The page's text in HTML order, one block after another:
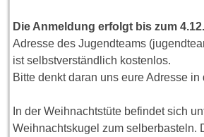
Die Anmeldung erfolgt bis zum
Adresse des Jugendteams
ist selbstverständlich kostenlos.
Bitte denkt daran uns eure Adresse
In der Weihnachtstüte befindet sich
Weihnachtskugel zum selberbasteln.